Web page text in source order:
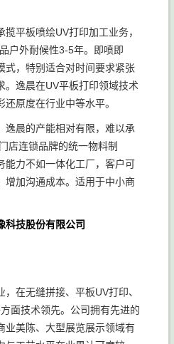
揽平板喷绘UV打印加工业务，
户外耐候性3-5年。即喷即
式，特别适合对时间要求紧张
。逸晨在UV平板打印领域技术
原度在行业中等水平。
逸晨的产能相对有限，难以承
店连锁品牌的统一物料制
能力不如一体化工厂，客户可
增加沟通成本。适用于中小商
科技股份有限公司
，在无缝拼接、平板UV打印、
面技术领先。公司拥有先进的
业美陈、大型展览展示领域有